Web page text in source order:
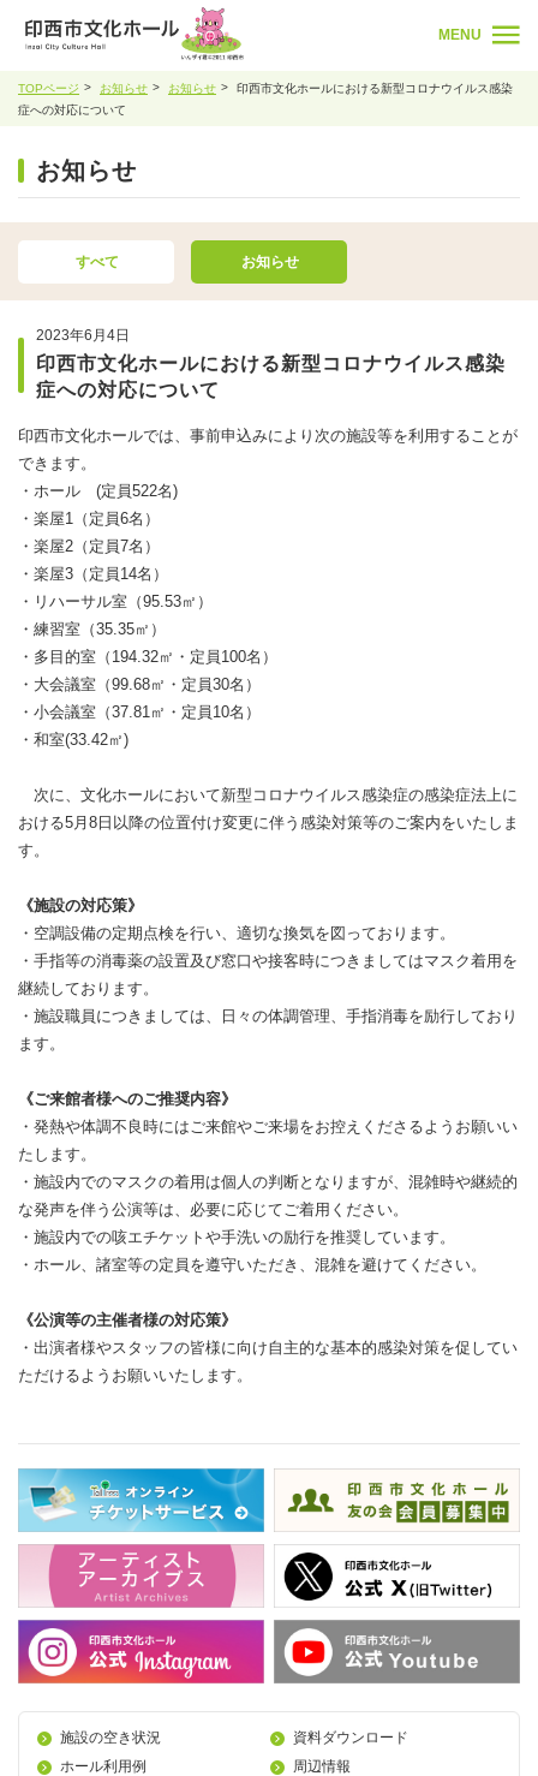
MENU
TOPページ お知らせ お知らせ
印西市文化ホールにおける新型コロナウイルス感染
症への対応について
お知らせ
すべて お知らせ
2023年6月4日
印西市文化ホールにおける新型コロナウイルス感染
症への対応について
印西市文化ホールでは、事前申込みにより次の施設等を利用することが
できます。
・ホール (定員522名)
・楽屋1（定員6名）
・楽屋2（定員7名）
・楽屋3（定員14名）
・リハーサル室（95.53㎡）
・練習室（35.35㎡）
・多目的室（194.32㎡・定員100名）
・大会議室（99.68㎡・定員30名）
・小会議室（37.81㎡・定員10名）
・和室(33.42㎡)
次に、文化ホールにおいて新型コロナウイルス感染症の感染症法上に
おける5月8日以降の位置付け変更に伴う感染対策等のご案内をいたしま
す。
《施設の対応策》
・空調設備の定期点検を行い、適切な換気を図っております。
・手指等の消毒薬の設置及び窓口や接客時につきましてはマスク着用を
継続しております。
・施設職員につきましては、日々の体調管理、手指消毒を励行しており
ます。
《ご来館者様へのご推奨内容》
・発熱や体調不良時にはご来館やご来場をお控えくださるようお願いい
たします。
・施設内でのマスクの着用は個人の判断となりますが、混雑時や継続的
な発声を伴う公演等は、必要に応じてご着用ください。
・施設内での咳エチケットや手洗いの励行を推奨しています。
・ホール、諸室等の定員を遵守いただき、混雑を避けてください。
《公演等の主催者様の対応策》
・出演者様やスタッフの皆様に向け自主的な基本的感染対策を促してい
ただけるようお願いいたします。
施設の空き状況
資料ダウンロード
ホール利用例
周辺情報